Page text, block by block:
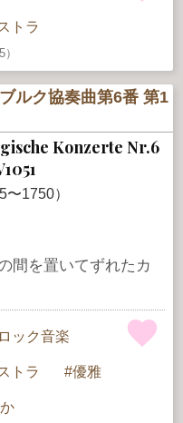
トラ
ルク協奏曲第6番 第1
Konzerte Nr.6
1750）
間を置いてずれたカ
ック音楽
トラ 優雅